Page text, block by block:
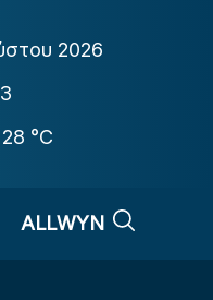
2026
28 °C
ALLWYN